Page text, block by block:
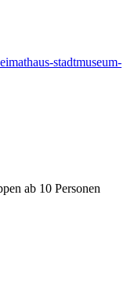
stadtmuseum-
ab 10 Personen